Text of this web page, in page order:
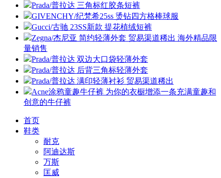
Prada/普拉达 三角标红胶条短裤
GIVENCHY/纪梵希25ss 烫钻四方格棒球服
Gucci/古驰 23SS新款 提花植绒短裤
Zegna/杰尼亚 简约轻薄外套 贸易渠道稀出 海外精品限
量销售
Prada/普拉达 双边大口袋轻薄外套
Prada/普拉达 后背三角标轻薄外套
Prada/普拉达 满印轻薄衬衫 贸易渠道稀出
Acne涂鸦童趣牛仔裤 为你的衣橱增添一条充满童趣和
创意的牛仔裤
首页
鞋类
耐克
阿迪达斯
万斯
匡威